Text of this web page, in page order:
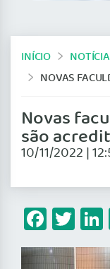
INÍCIO
NOVAS FACULDADES DE MEDICINA
Novas
são
10/11/2022 |